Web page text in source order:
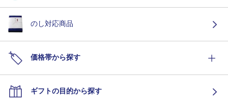
のし対応商品
価格帯から探す
ギフトの目的から探す